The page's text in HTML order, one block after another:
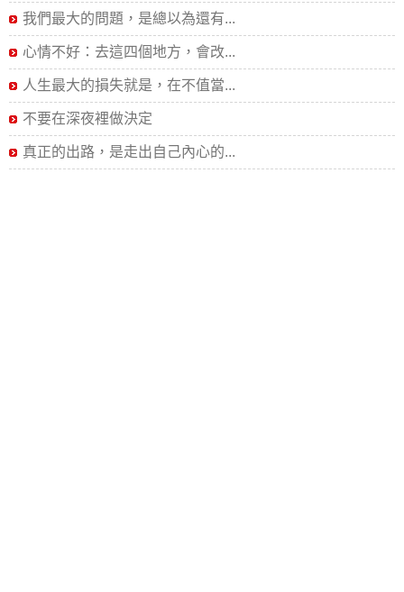
我們最大的問題，是總以為還有...
心情不好：去這四個地方，會改...
人生最大的損失就是，在不值當...
不要在深夜裡做決定
真正的出路，是走出自己內心的...